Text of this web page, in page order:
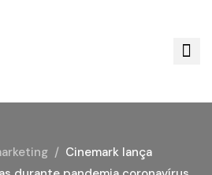
Cinemark lança